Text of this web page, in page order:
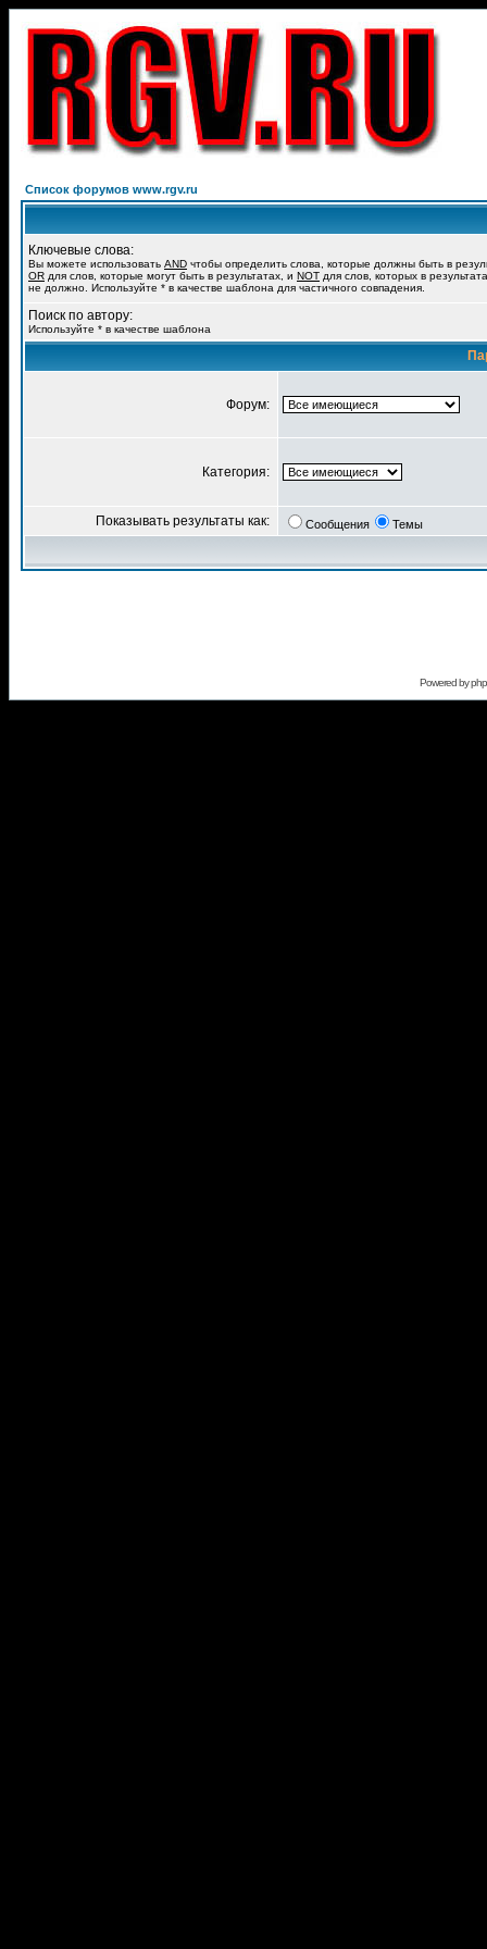
Список форумов www.rgv.ru
Ключевые слова:
Вы можете использовать AND чтобы определить слова, которые должны быть в
OR для слов, которые могут быть в результатах, и NOT для слов, которых в
не должно. Используйте * в качестве шаблона для частичного совпадения.
Поиск по автору:
Используйте * в качестве шаблона
Форум:
Категория:
Показывать результаты как: Сообщения Темы
Powered by